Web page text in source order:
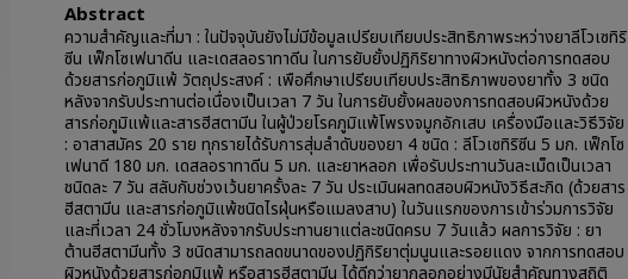
Abstract
ความสำคัญและที่มา : ในปัจจุบันยังไม่มีข้อมูลเปรียบเทียบประสิทธิภาพระหว่างยาลีโวเซทิริ
ซีน เฟ็กโซเฟนาดีน และเดสลอราทาดีน ในการยับยั้งปฏิกิริยาทางผิวหนังต่อการทดสอบ
ด้วยสารก่อภูมิแพ้ วัตถุประสงค์ : เพือศึกษาเปรียบเทียบประสิทธิภาพของยาทั้ง 3 ชนิด
หลังจากรับประทานต่อเนื่องเป็นเวลา 7 วัน ในการยับยั้งผลของการทดสอบผิวหนังด้วย
สารก่อภูมิแพ้และสารฮีสตามีน ในผู้ป่วยโรคภูมิแพ้โพรงจมูกอักเสบ เครื่องมือและวิธีวิจัย
: อาสาสมัคร 20 ราย ทุกรายได้รับการสุ่มลำดับของยา 4 ชนิด : ลีโวเซทิริซีน 5 มก. เฟ็กโซ
เฟนาดี 180 มก. เดสลอราทาดีน 5 มก. และยาหลอก เพื่อรับประทานวันละเม็ดเป็นเวลา
ชนิดละ 7 วัน สลับกับช่วงเว้นยาครั้งละ 7 วัน ประเมินผลทดสอบผิวหนังวิธีสะกิด (ด้วยสาร
ฮีสตามีน และสารก่อภูมิแพ้ชนิดไรฝุ่นหรือแมลงสาบ) ในวันแรกของการเข้าร่วมการวิจัย
และที่เวลา 24 ชั่วโมงหลังจากรับประทานยาแต่ละชนิดครบ 7 วันแล้ว ผลการวิจัย : ยา
ต้านฮีสตามีนทั้ง 3 ชนิดสามารถลดขนาดของปฏิกิริยาตุ่มนูนและรอยแดง จากการทดสอบ
ผิวหนังด้วยสารก่อภูมิแพ้ หรือสารฮีสตามีน ได้ดีกว่ายากลอกอย่างมีนัยสำคัญทางสถิติ